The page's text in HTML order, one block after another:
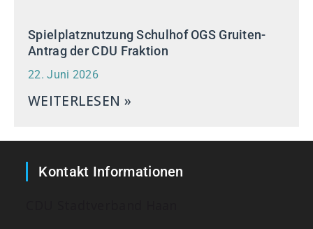
Spielplatznutzung Schulhof OGS Gruiten-
Antrag der CDU Fraktion
22. Juni 2026
WEITERLESEN »
Kontakt Informationen